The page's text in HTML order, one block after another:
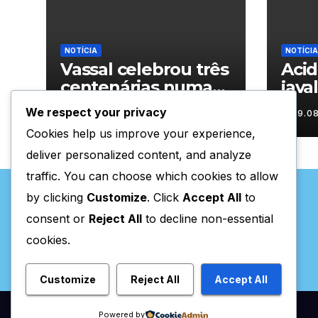
NOTÍCIA
Vassal celebrou três
centenárias numa
homenagem a um
século de histórias
09.08.2026
NOTÍCIA
Valpaços Online
We respect your privacy
Cookies help us improve your experience,
deliver personalized content, and analyze
traffic. You can choose which cookies to allow
by clicking Customize. Click Accept All to
consent or Reject All to decline non-essential
cookies.
Customize Reject All Accept All
Powered by